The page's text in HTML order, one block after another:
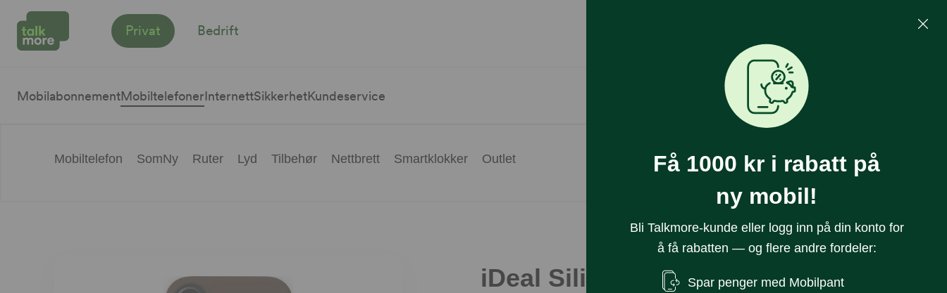
Privat Bedrift
MobilabonnementMobiltelefonerInternettSikkerhetKundeservice
Mobiltelefon SomNy Ruter Lyd Tilbehør Nettbrett Smartklokker Outlet
iDeal Silikon Deksel MagSafe
Få 1000 kr i rabatt på
ny mobil!
Bli Talkmore-kunde eller logg inn på din konto for
å få rabatten — og flere andre fordeler:
Spar penger med Mobilpant